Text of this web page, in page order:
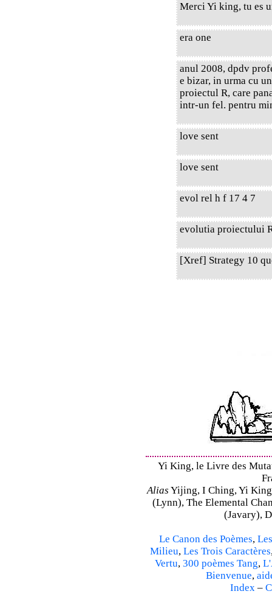
Merci Yi king, tu es
era one
anul 2008, dpdv
e bizar, in urma cu
proiectul R, care
intr-un fel. pentru
love sent
love sent
evol rel h f 17 4 7
evolutia proiectului
[Xref] Strategy 10
Yi King, le Livre des
Alias Yijing, I Ching, Yi
(Lynn), The Elemental
(Javary),
Le Canon des Poèmes,
Milieu, Les Trois Caractères
Vertu, 300 poèmes Tang,
Bienvenue,
Index–